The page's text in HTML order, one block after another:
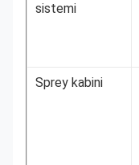
sistemi
Sprey kabini